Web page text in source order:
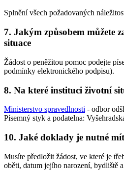
Splnění všech požadovaných
7. Jakým způsobem můžete
situace
Žádost o peněžitou pomoc podejte
podmínky elektronického podpisu).
8. Na které instituci životní
Ministerstvo spravedlnosti - odbor
Písemný styk a podatelna:
10. Jaké doklady je nutné mít
Musíte předložit žádost, ve které je
oběti, datum jejího narození, bydliště